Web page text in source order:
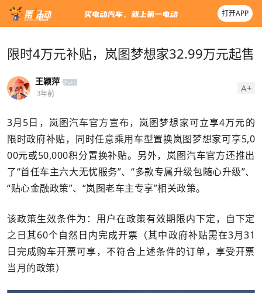
打开APP
限时4万元补贴，岚图梦想家32.99万元起售
王颖萍
3年前 A+
3月5日，岚图汽车官方宣布，岚图梦想家可立享4万元的
限时政府补贴，同时任意乘用车型置换岚图梦想家可享5,0
00元或50,000积分置换补贴。另外，岚图汽车官方还推出
了“首任车主六大无忧服务”、“多款专属升级包随心升级”、
“贴心金融政策”、“岚图老车主专享”相关政策。
该政策生效条件为：用户在政策有效期限内下定，自下定
之日其60个自然日内完成开票（其中政府补贴需在3月31
日完成购车开票可享，不符合上述条件的订单，享受开票
当月的政策）